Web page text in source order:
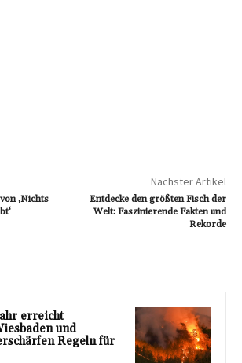
‚Nichts
Nächster Artikel
Entdecke den größten Fisch der
Welt: Faszinierende Fakten und
Rekorde
erreicht
und
Regeln für